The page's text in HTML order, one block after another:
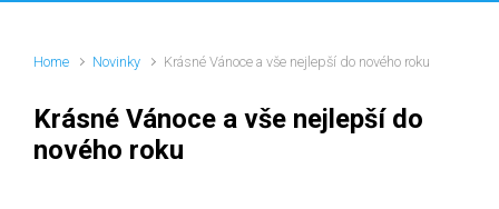
Home Novinky Krásné Vánoce a vše nejlepší do nového roku
Krásné Vánoce a vše nejlepší do
nového roku